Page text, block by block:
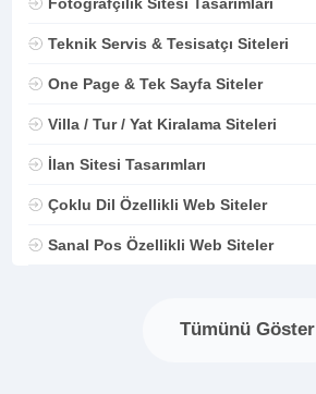
Teknik Servis & Tesisatçı Siteleri
One Page & Tek Sayfa Siteler
Villa / Tur / Yat Kiralama Siteleri
İlan Sitesi Tasarımları
Çoklu Dil Özellikli Web Siteler
Sanal Pos Özellikli Web Siteler
Tümünü Göster